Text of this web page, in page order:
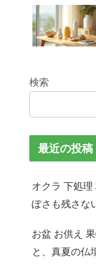
検索
最近の投稿
オクラ 下処
ぽさも残さな
お盆 お供え
と、真夏の仏